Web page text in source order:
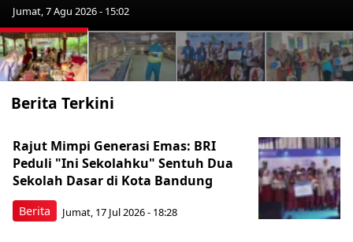
Jumat, 7 Agu 2026 - 15:02
Berita Terkini
Berita
Rajut Mimpi Generasi Emas: BRI
Peduli "Ini Sekolahku" Sentuh Dua
Sekolah Dasar di Kota Bandung
Jumat, 17 Jul 2026 - 18:28